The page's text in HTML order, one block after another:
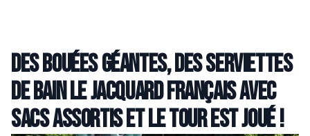
Des bouées géantes, des serviettes
de bain Le Jacquard Français avec
sacs assortis et le tour est joué !